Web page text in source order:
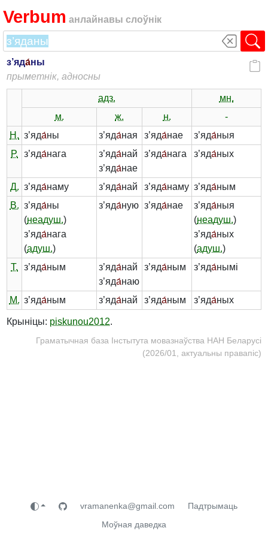
Verbum анлайнавы слоўнік
з’яда́ны
прыметнік, адносны
адз.
мн.
м.
ж. н.
-
Н. з’яда́ны з’яда́ная з’яда́нае з’яда́ныя
Р.
з’яда́нага з’яда́най
з’яда́нае
з’яда́нага з’яда́ных
Д. з’яда́наму з’яда́най з’яда́наму з’яда́ным
В. з’яда́ны
(неадуш.)
з’яда́нага
(адуш.)
з’яда́ную з’яда́нае з’яда́ныя
(неадуш.)
з’яда́ных
(адуш.)
Т.
з’яда́ным з’яда́най
з’яда́наю
з’яда́ным з’яда́нымі
М. з’яда́ным з’яда́най з’яда́ным з’яда́ных
Крыніцы: piskunou2012.
Граматычная база Інстытута мовазнаўства НАН Беларусі
(2026/01, актуальны правапіс)
vramanenka@gmail.com
Падтрымаць
Моўная даведка